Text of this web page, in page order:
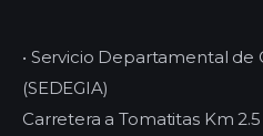
• Servicio Departamental de
(SEDEGIA)
Carretera a Tomatitas Km 2.5